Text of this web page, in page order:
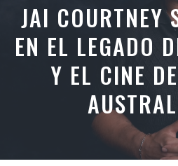
JAI COURTNEY
EN EL LEGADO
Y EL CINE